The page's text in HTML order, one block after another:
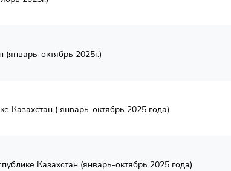
(январь-октябрь 2025г.)
Казахстан ( январь-октябрь 2025 года)
Казахстан (январь-октябрь 2025 года)